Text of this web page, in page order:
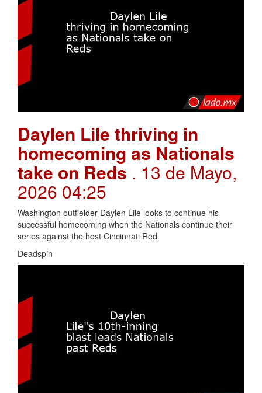
Daylen Lile thriving in
homecoming as Nationals
take on Reds . 13 de Mayo,
2026 04:25
Washington outfielder Daylen Lile looks to continue his
successful homecoming when the Nationals continue their
series against the host Cincinnati Red
Deadspin